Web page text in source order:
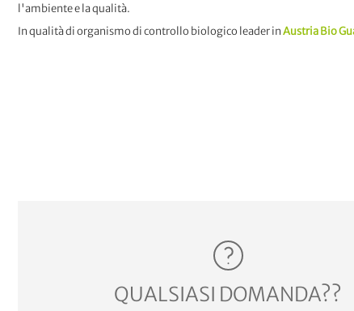
l'ambiente e la qualità.
In qualità di organismo di controllo biologico leader inAustria Bio
QUALSIASI DOMANDA??